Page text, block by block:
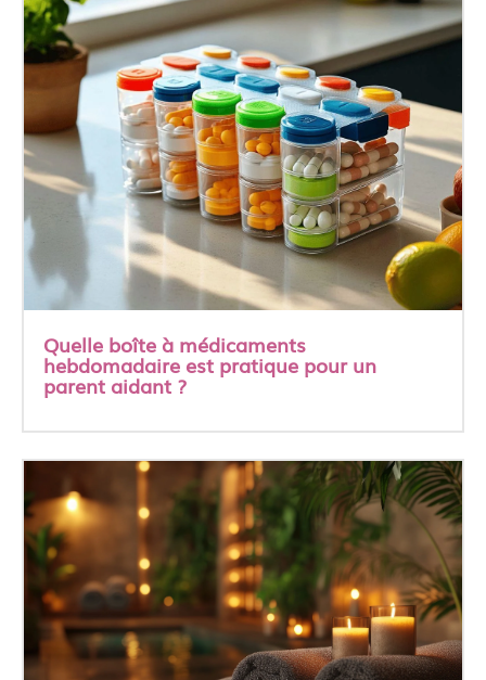
Quelle boîte à médicaments
hebdomadaire est pratique pour un
parent aidant ?